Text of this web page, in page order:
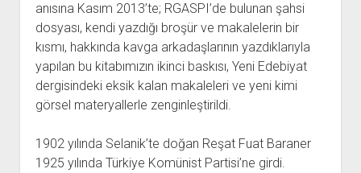
HAYDAR RİFAT KİTAPLIĞI
1940’LI YILLAR KİTAPLIĞI
YURTDIŞI KİTAPLIĞI
açılır
menüyü
aç
YURTDIŞI KİTAPLIĞI
FİDEF KİTAPLIĞI
TDF KİTAPLIĞI
anısına Kasım 2013’te; RGASPI’de bulunan şahsi
dosyası, kendi yazdığı broşür ve makalelerin bir
kısmı, hakkında kavga arkadaşlarının yazdıklarıyla
yapılan bu kitabımızın ikinci baskısı, Yeni Edebiyat
dergisindeki eksik kalan makaleleri ve yeni kimi
görsel materyallerle zenginleştirildi.
1902 yılında Selanik’te doğan Reşat Fuat Baraner
1925 yılında Türkiye Komünist Partisi’ne girdi.